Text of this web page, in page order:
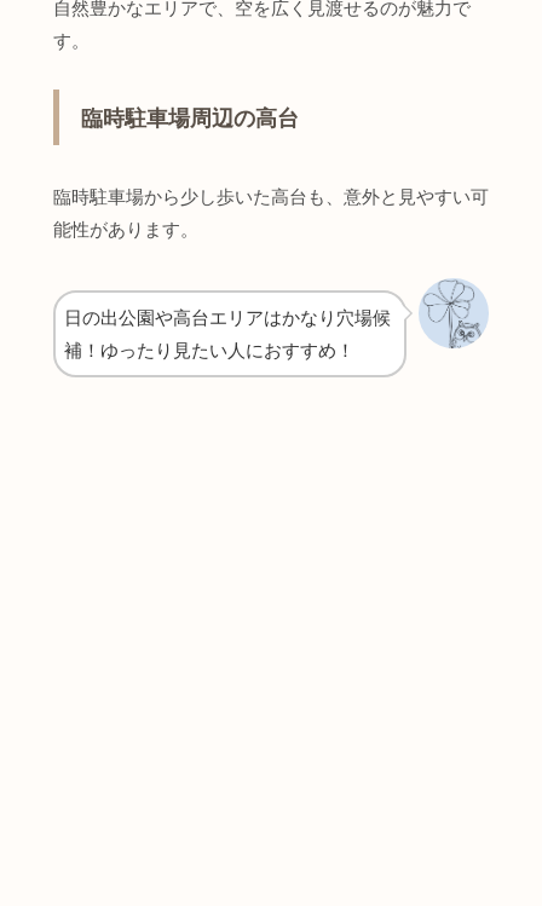
自然豊かなエリアで、空を広く見渡せるのが魅力で
す。
臨時駐車場周辺の高台
臨時駐車場から少し歩いた高台も、意外と見やすい可
能性があります。
日の出公園や高台エリアはかなり穴場候
補！ゆったり見たい人におすすめ！